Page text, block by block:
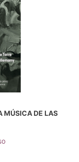
MÚSICA DE LAS